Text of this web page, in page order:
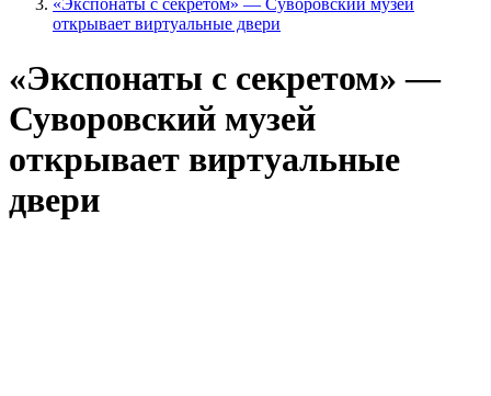
«Экспонаты с секретом» — Суворовский музей
открывает виртуальные двери
«Экспонаты с секретом» —
Суворовский музей
открывает виртуальные
двери